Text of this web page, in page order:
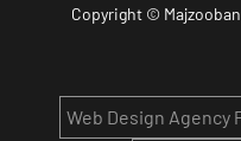
Copyright ©
Web Design Agency